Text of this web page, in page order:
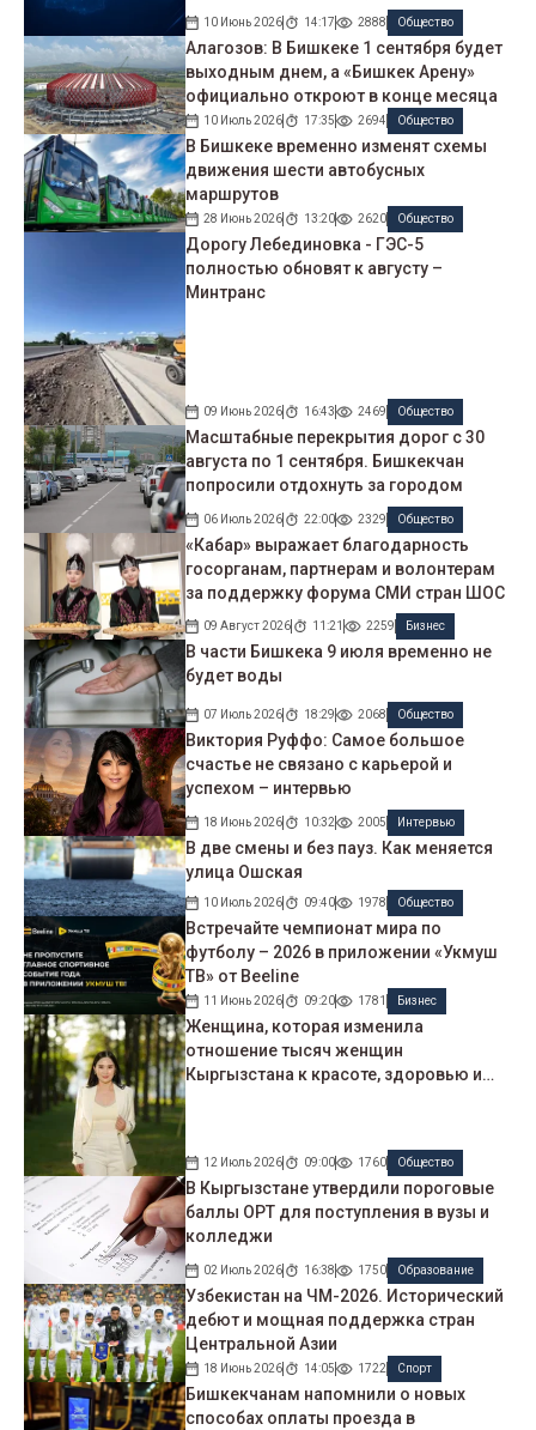
10 Июнь 2026 14:17 2888 Общество
Алагозов: В Бишкеке 1 сентября будет
выходным днем, а «Бишкек Арену»
официально откроют в конце месяца
10 Июль 2026 17:35 2694 Общество
В Бишкеке временно изменят схемы
движения шести автобусных
маршрутов
28 Июнь 2026 13:20 2620 Общество
Дорогу Лебединовка - ГЭС-5
полностью обновят к августу –
Минтранс
09 Июнь 2026 16:43 2469 Общество
Масштабные перекрытия дорог с 30
августа по 1 сентября. Бишкекчан
попросили отдохнуть за городом
06 Июль 2026 22:00 2329 Общество
«Кабар» выражает благодарность
госорганам, партнерам и волонтерам
за поддержку форума СМИ стран ШОС
09 Август 2026 11:21 2259 Бизнес
В части Бишкека 9 июля временно не
будет воды
07 Июль 2026 18:29 2068 Общество
Виктория Руффо: Самое большое
счастье не связано с карьерой и
успехом – интервью
18 Июнь 2026 10:32 2005 Интервью
В две смены и без пауз. Как меняется
улица Ошская
10 Июль 2026 09:40 1978 Общество
Встречайте чемпионат мира по
футболу – 2026 в приложении «Укмуш
ТВ» от Beeline
11 Июнь 2026 09:20 1781 Бизнес
Женщина, которая изменила
отношение тысяч женщин
Кыргызстана к красоте, здоровью и
себе. Интервью с Айнурой Сагынбаевой
12 Июль 2026 09:00 1760 Общество
В Кыргызстане утвердили пороговые
баллы ОРТ для поступления в вузы и
колледжи
02 Июль 2026 16:38 1750 Образование
Узбекистан на ЧМ-2026. Исторический
дебют и мощная поддержка стран
Центральной Азии
18 Июнь 2026 14:05 1722 Спорт
Бишкекчанам напомнили о новых
способах оплаты проезда в